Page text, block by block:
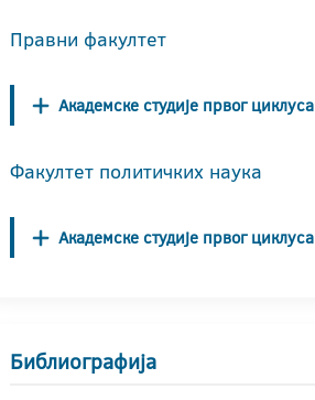
Правни факултет
Академске студије првог циклуса
Факултет политичких наука
Академске студије првог циклуса
Библиографија